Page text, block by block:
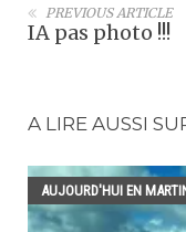
PREVIOUS ARTICLE
IA pas photo !!!
A LIRE AUSSI
AUJOURD'HUI EN